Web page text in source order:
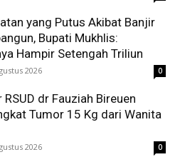
yang Putus Akibat Banjir
Bupati Mukhlis:
Hampir Setengah Triliun
2026 0
dr Fauziah Bireuen
Tumor 15 Kg dari Wanita
2026 0